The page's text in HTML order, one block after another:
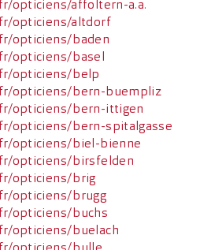
opticiens/affoltern-a.a.
opticiens/altdorf
opticiens/baden
opticiens/basel
opticiens/belp
opticiens/bern-buempliz
opticiens/bern-ittigen
opticiens/bern-spitalgasse
opticiens/biel-bienne
opticiens/birsfelden
opticiens/brig
opticiens/brugg
opticiens/buchs
opticiens/buelach